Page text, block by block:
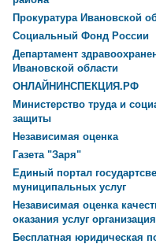
Прокуратура Ивановской
Социальный Фонд России
Департамент
Ивановской области
ОНЛАЙНИНСПЕКЦИЯ.РФ
Министерство труда и
защиты
Независимая оценка
Газета "Заря"
Единый портал
муниципальных услуг
Независимая оценка
оказания услуг
Бесплатная юридическая